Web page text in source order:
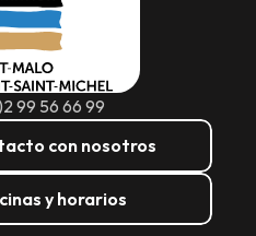
99 56 66 99
con nosotros
y horarios